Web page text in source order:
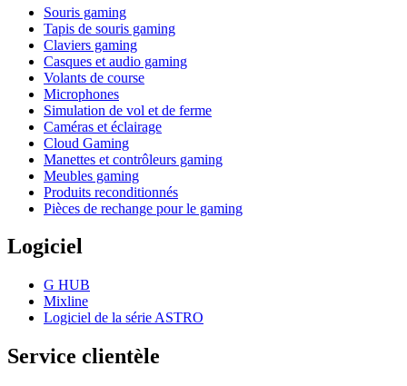
Souris gaming
Tapis de souris gaming
Claviers gaming
Casques et audio gaming
Volants de course
Microphones
Simulation de vol et de ferme
Caméras et éclairage
Cloud Gaming
Manettes et contrôleurs gaming
Meubles gaming
Produits reconditionnés
Pièces de rechange pour le gaming
Logiciel
G HUB
Mixline
Logiciel de la série ASTRO
Service clientèle